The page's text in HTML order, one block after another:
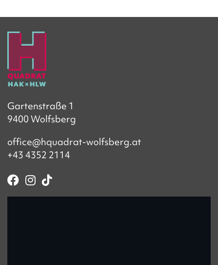
Gartenstraße 1
9400 Wolfsberg
office@hquadrat-wolfsberg.at
+43 4352 2114